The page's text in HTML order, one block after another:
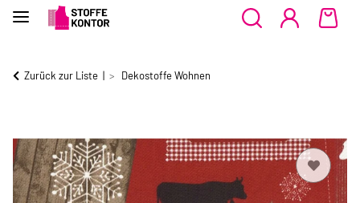
Zurück zur Liste Dekostoffe Wohnen